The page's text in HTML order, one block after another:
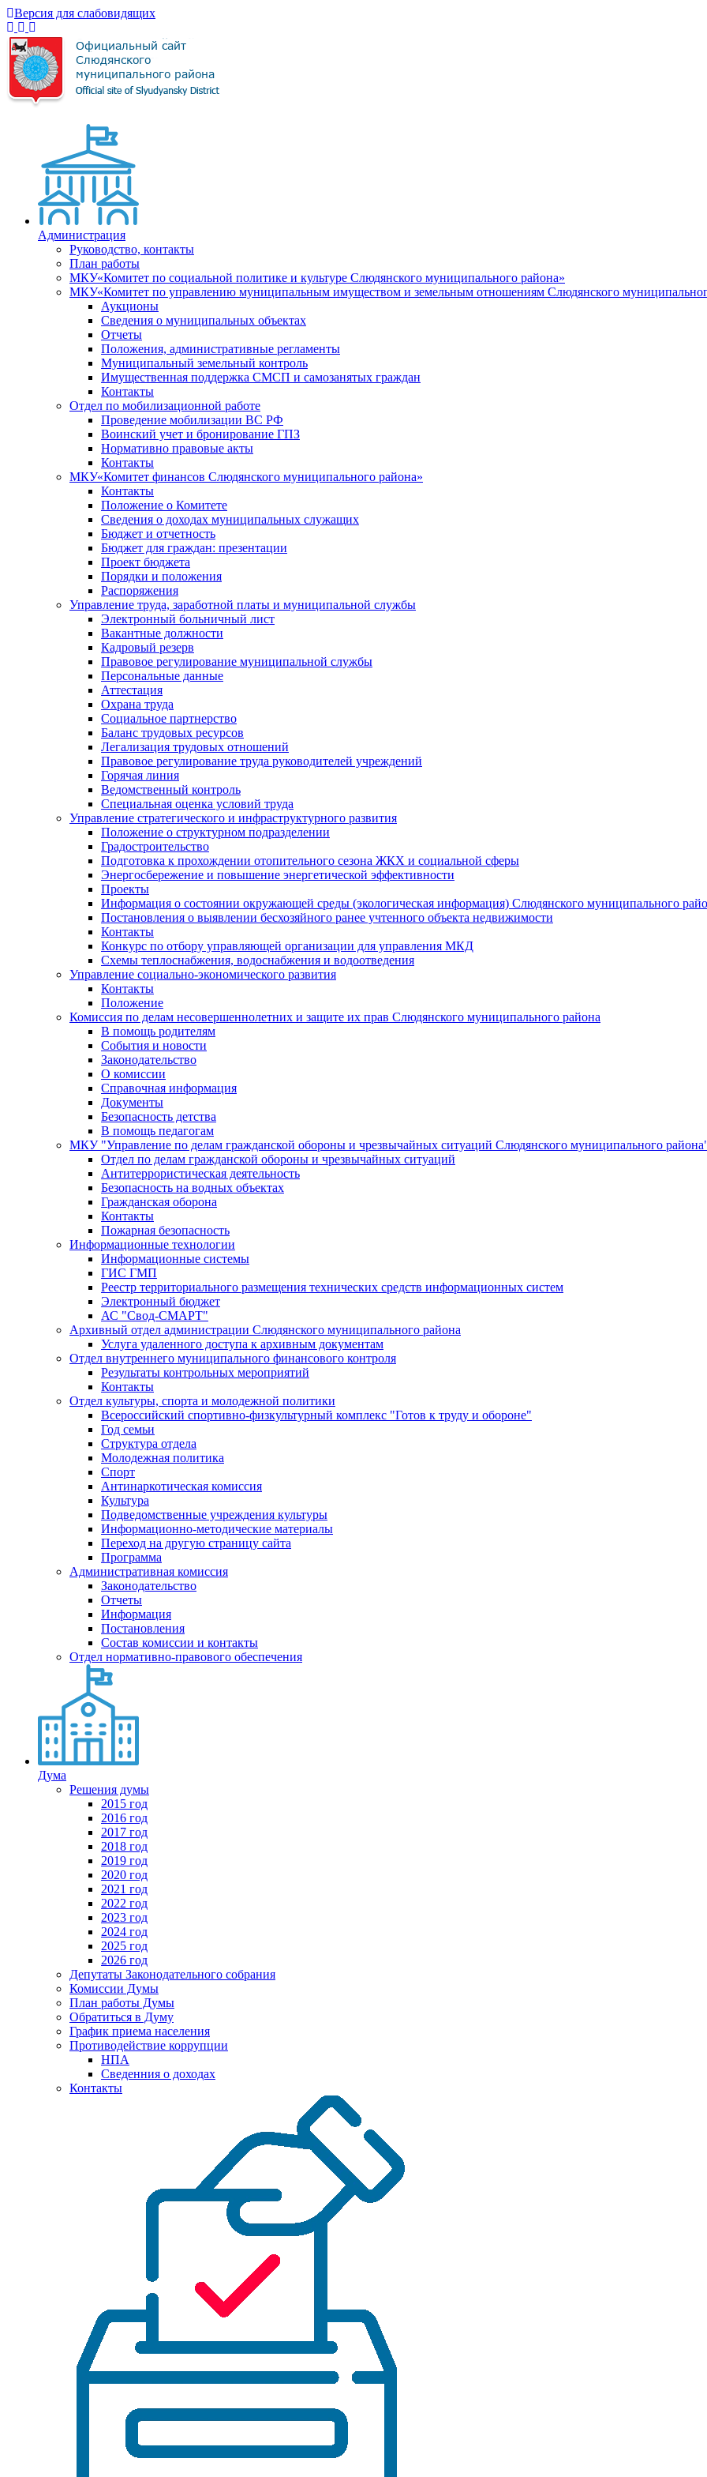
Версия для слабовидящих
Администрация
Руководство, контакты
План работы
МКУ«Комитет по социальной политике и культуре Слюдянского муниципального района»
МКУ«Комитет по управлению муниципальным имуществом и земельным отношениям Слюдянского
Аукционы
Сведения о муниципальных объектах
Отчеты
Положения, административные регламенты
Муниципальный земельный контроль
Имущественная поддержка СМСП и самозанятых граждан
Контакты
Отдел по мобилизационной работе
Проведение мобилизации ВС РФ
Воинский учет и бронирование ГПЗ
Нормативно правовые акты
Контакты
МКУ«Комитет финансов Слюдянского муниципального района»
Контакты
Положение о Комитете
Сведения о доходах муниципальных служащих
Бюджет и отчетность
Бюджет для граждан: презентации
Проект бюджета
Порядки и положения
Распоряжения
Управление труда, заработной платы и муниципальной службы
Электронный больничный лист
Вакантные должности
Кадровый резерв
Правовое регулирование муниципальной службы
Персональные данные
Аттестация
Охрана труда
Социальное партнерство
Баланс трудовых ресурсов
Легализация трудовых отношений
Правовое регулирование труда руководителей учреждений
Горячая линия
Ведомственный контроль
Специальная оценка условий труда
Управление стратегического и инфраструктурного развития
Положение о структурном подразделении
Градостроительство
Подготовка к прохождении отопительного сезона ЖКХ и социальной сферы
Энергосбережение и повышение энергетической эффективности
Проекты
Информация о состоянии окружающей среды (экологическая информация) Слюдянского муниципального
Постановления о выявлении бесхозяйного ранее учтенного объекта недвижимости
Контакты
Конкурс по отбору управляющей организации для управления МКД
Схемы теплоснабжения, водоснабжения и водоотведения
Управление социально-экономического развития
Контакты
Положение
Комиссия по делам несовершеннолетних и защите их прав Слюдянского муниципального района
В помощь родителям
События и новости
Законодательство
О комиссии
Справочная информация
Документы
Безопасность детства
В помощь педагогам
МКУ "Управление по делам гражданской обороны и чрезвычайных ситуаций Слюдянского муниципального
Отдел по делам гражданской обороны и чрезвычайных ситуаций
Антитеррористическая деятельность
Безопасность на водных объектах
Гражданская оборона
Контакты
Пожарная безопасность
Информационные технологии
Информационные системы
ГИС ГМП
Реестр территориального размещения технических средств информационных систем
Электронный бюджет
АС "Свод-СМАРТ"
Архивный отдел администрации Слюдянского муниципального района
Услуга удаленного доступа к архивным документам
Отдел внутреннего муниципального финансового контроля
Результаты контрольных мероприятий
Контакты
Отдел культуры, спорта и молодежной политики
Всероссийский спортивно-физкультурный комплекс "Готов к труду и обороне"
Год семьи
Структура отдела
Молодежная политика
Спорт
Антинаркотическая комиссия
Культура
Подведомственные учреждения культуры
Информационно-методические материалы
Переход на другую страницу сайта
Программа
Административная комиссия
Законодательство
Отчеты
Информация
Постановления
Состав комиссии и контакты
Отдел нормативно-правового обеспечения
Дума
Решения думы
2015 год
2016 год
2017 год
2018 год
2019 год
2020 год
2021 год
2022 год
2023 год
2024 год
2025 год
2026 год
Депутаты Законодательного собрания
Комиссии Думы
План работы Думы
Обратиться в Думу
График приема населения
Противодействие коррупции
НПА
Сведенния о доходах
Контакты